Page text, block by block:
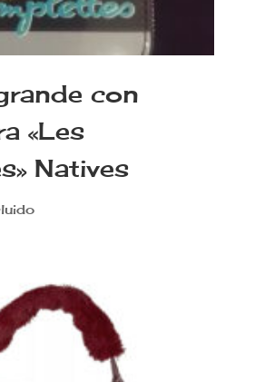
con
«Les
Natives